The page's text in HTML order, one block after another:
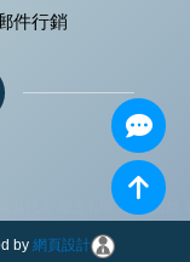
件行銷
合法當舖
by 網頁設計